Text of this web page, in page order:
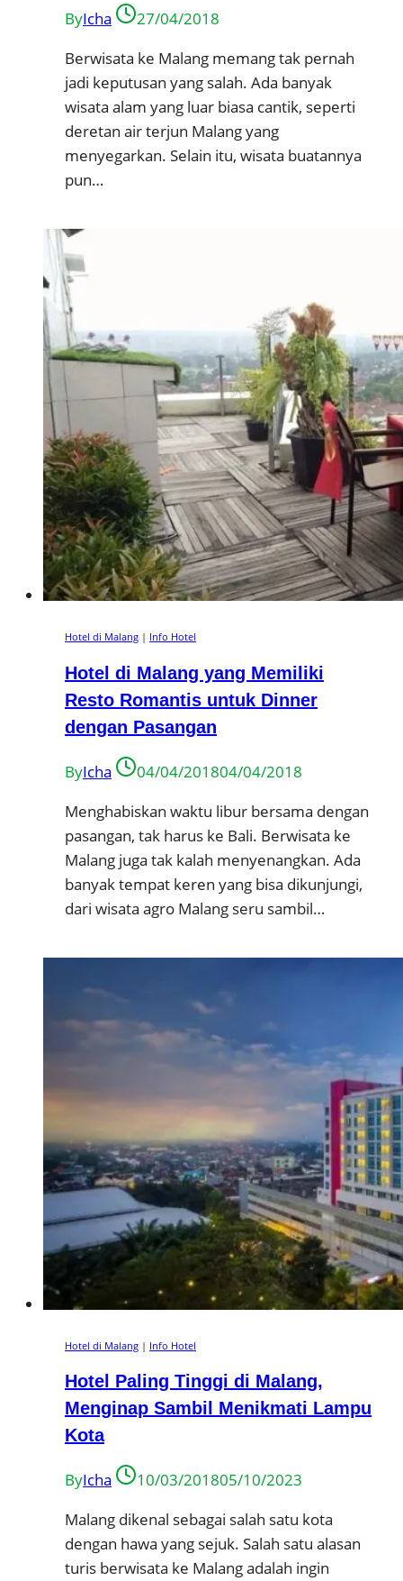
ByIcha
27/04/2018
Berwisata ke Malang memang tak pernah
jadi keputusan yang salah. Ada banyak
wisata alam yang luar biasa cantik, seperti
deretan air terjun Malang yang
menyegarkan. Selain itu, wisata buatannya
pun…
Hotel di Malang | Info Hotel
Hotel di Malang yang Memiliki
Resto Romantis untuk Dinner
dengan Pasangan
ByIcha 04/04/201804/04/2018
Menghabiskan waktu libur bersama dengan
pasangan, tak harus ke Bali. Berwisata ke
Malang juga tak kalah menyenangkan. Ada
banyak tempat keren yang bisa dikunjungi,
dari wisata agro Malang seru sambil…
Hotel di Malang | Info Hotel
Hotel Paling Tinggi di Malang,
Menginap Sambil Menikmati Lampu
Kota
ByIcha 10/03/201805/10/2023
Malang dikenal sebagai salah satu kota
dengan hawa yang sejuk. Salah satu alasan
turis berwisata ke Malang adalah ingin